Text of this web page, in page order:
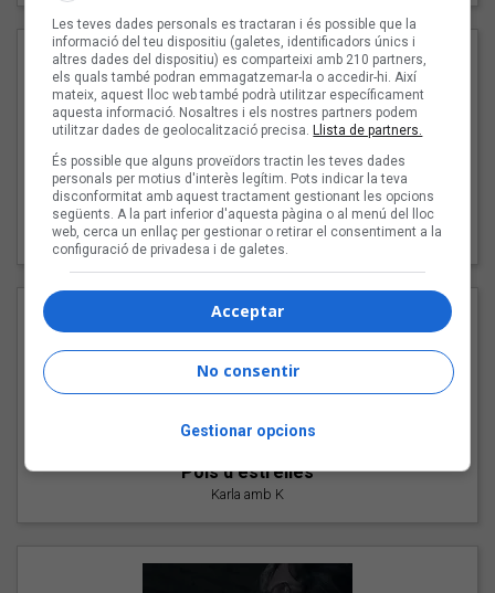
"Les cabres"
94 Rules amb Compte
"Pols d'estrelles"
Karla amb K
Les teves dades personals es tractaran i és possible que la
informació del teu dispositiu (galetes, identificadors únics i
altres dades del dispositiu) es comparteixi amb 210 partners,
els quals també podran emmagatzemar-la o accedir-hi. Així
mateix, aquest lloc web també podrà utilitzar específicament
aquesta informació. Nosaltres i els nostres partners podem
utilitzar dades de geolocalització precisa.Llista de partners.
És possible que alguns proveïdors tractin les teves dades
personals per motius d'interès legítim. Pots indicar la teva
disconformitat amb aquest tractament gestionant les opcions
següents. A la part inferior d'aquesta pàgina o al menú del lloc
web, cerca un enllaç per gestionar o retirar el consentiment a la
configuració de privadesa i de galetes.
Acceptar
No consentir
Gestionar opcions